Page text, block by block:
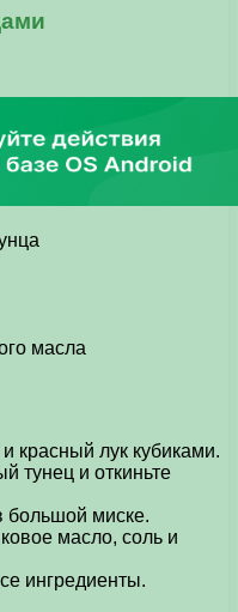
масла
красный лук кубиками.
тунец и откиньте
миске.
масло, соль и
ингредиенты.